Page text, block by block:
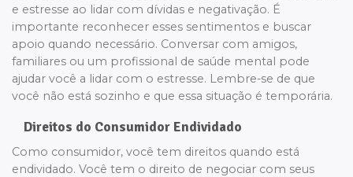
e estresse ao lidar com dívidas e negativação. É
importante reconhecer esses sentimentos e buscar
apoio quando necessário. Conversar com amigos,
familiares ou um profissional de saúde mental pode
ajudar você a lidar com o estresse. Lembre-se de que
você não está sozinho e que essa situação é temporária.
Direitos do Consumidor Endividado
Como consumidor, você tem direitos quando está
endividado. Você tem o direito de negociar com seus